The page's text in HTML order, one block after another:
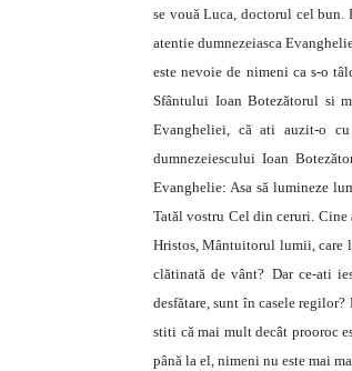
se vouă Luca, doctorul cel bun.
atentie dumnezeiasca
este nevoie de nimeni ca s-o
Sfântului Ioan Botezătorul si
Evangheliei, că ati auzit-o
dumnezeiescului Ioan
Evanghelie: Asa să lumineze
Tatăl vostru Cel din ceruri. Cine
Hristos, Mântuitorul lumii, care
clătinată de vânt? Dar ce-ati
desfătare, sunt în casele
stiti că mai mult decât prooroc
până la el, nimeni nu este mai